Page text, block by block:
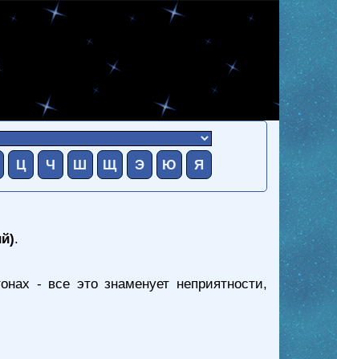
Ц Ч Ш Щ Э Ю Я
.
- все это знаменует неприятности,